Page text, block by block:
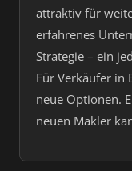
attraktiv für
erfahrenes
Strategie – ein
Für Verkäufer in
neue Optionen.
neuen Makler